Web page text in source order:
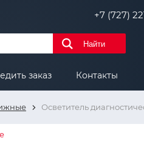
+7 (727)
Найти
заказ Контакты
Осветитель